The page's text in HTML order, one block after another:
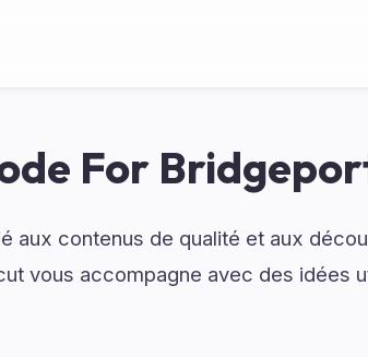
For
aux contenus de qualité et aux
vous accompagne avec des idées